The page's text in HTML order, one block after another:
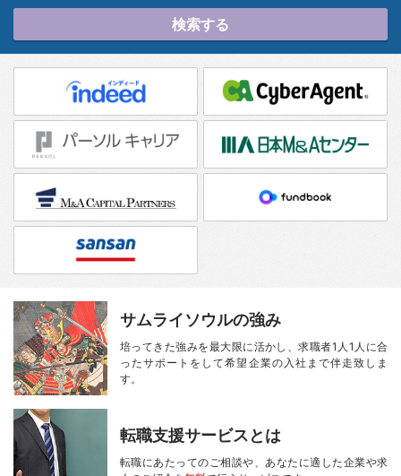
検索する
サムライソウルの強み
培ってきた強みを最大限に活かし、求職者1人1人に合
ったサポートをして希望企業の入社まで伴走致しま
す。
転職支援サービスとは
転職にあたってのご相談や、あなたに適した企業や求